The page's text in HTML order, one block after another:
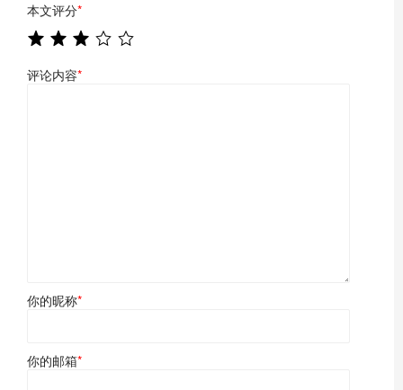
本文评分*
评论内容*
你的昵称*
你的邮箱*